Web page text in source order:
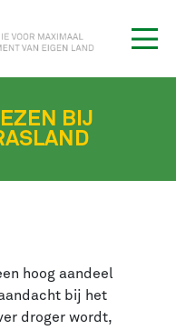
BIJ
hoog aandeel
bij het
droger wordt,